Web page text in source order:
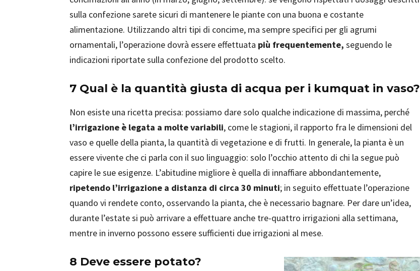
sulla confezione sarete sicuri di mantenere le piante con una buona e costante
alimentazione. Utilizzando altri tipi di concime, ma sempre specifici per gli agrumi
ornamentali, l’operazione dovrà essere effettuata più frequentemente, seguendo le
indicazioni riportate sulla confezione del prodotto scelto.
7 Qual è la quantità giusta di acqua per i kumquat in vaso?
Non esiste una ricetta precisa: possiamo dare solo qualche indicazione di massima, perché
l’irrigazione è legata a molte variabili, come le stagioni, il rapporto fra le dimensioni del
vaso e quelle della pianta, la quantità di vegetazione e di frutti. In generale, la pianta è un
essere vivente che ci parla con il suo linguaggio: solo l’occhio attento di chi la segue può
capire le sue esigenze. L’abitudine migliore è quella di innaffiare abbondantemente,
ripetendo l’irrigazione a distanza di circa 30 minuti; in seguito effettuate l’operazione
quando vi rendete conto, osservando la pianta, che è necessario bagnare. Per dare un’idea,
durante l’estate si può arrivare a effettuare anche tre-quattro irrigazioni alla settimana,
mentre in inverno possono essere sufficienti due irrigazioni al mese.
8 Deve essere potato?